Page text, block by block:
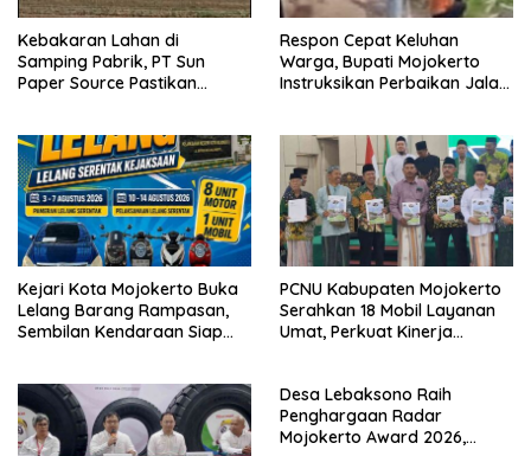
Kebakaran Lahan di
Samping Pabrik, PT Sun
Paper Source Pastikan
Respon Cepat Keluhan
Warga, Bupati Mojokerto
Instruksikan Perbaikan Jalan
Kejari Kota Mojokerto Buka
Lelang Barang Rampasan,
Sembilan Kendaraan Siap
PCNU Kabupaten Mojokerto
Serahkan 18 Mobil Layanan
Umat, Perkuat Kinerja
Desa Lebaksono Raih
Penghargaan Radar
Mojokerto Award 2026,